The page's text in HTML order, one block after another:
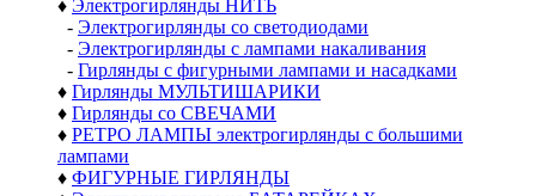
♦ Электрогирлянды НИТЬ
- Электрогирлянды со светодиодами
- Электрогирлянды с лампами накаливания
- Гирлянды с фигурными лампами и насадками
♦ Гирлянды МУЛЬТИШАРИКИ
♦ Гирлянды со СВЕЧАМИ
♦ РЕТРО ЛАМПЫ электрогирлянды с большими
лампами
♦ ФИГУРНЫЕ ГИРЛЯНДЫ